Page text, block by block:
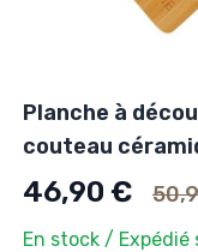
Planche à
couteau
46,90 €
En stock / Expédié